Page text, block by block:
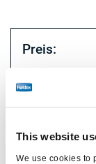
This website
We use cookies to
Preis:
Loggen Sie sich
bestellen.